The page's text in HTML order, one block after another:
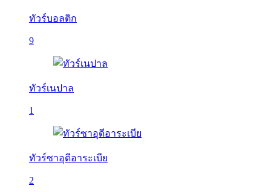
ทัวร์บอลติก
9
ทัวร์เนปาล
1
ทัวร์ซาอุดีอาระเบีย
2